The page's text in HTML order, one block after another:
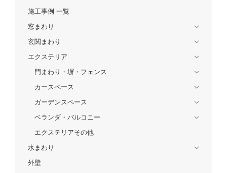
施工事例 一覧
窓まわり
玄関まわり
エクステリア
門まわり・塀・フェンス
カースペース
ガーデンスペース
ベランダ・バルコニー
エクステリアその他
水まわり
外壁